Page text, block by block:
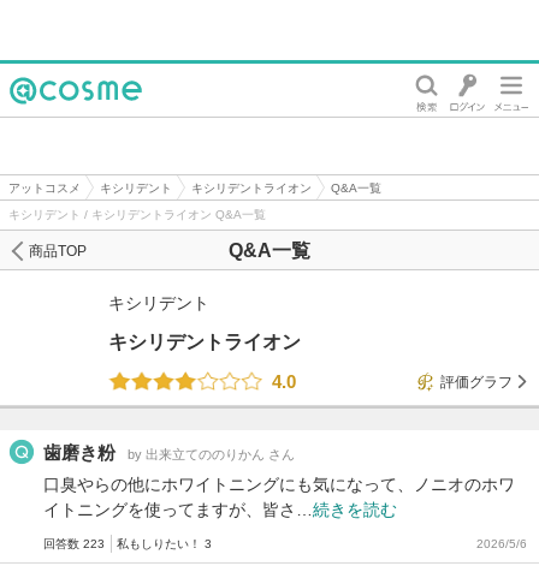
アットコスメ キシリデント キシリデントライオン
Q&A一覧
キシリデント / キシリデントライオン Q&A一覧
Q&A一覧
商品TOP
キシリデント
キシリデントライオン
4.0
評価グラフ
歯磨き粉 by 出来立てののりかん さん
口臭やらの他にホワイトニングにも気になって、ノニオのホワ
イトニングを使ってますが、皆さ… 続きを読む
回答数 223 私もしりたい！ 3 2026/5/6